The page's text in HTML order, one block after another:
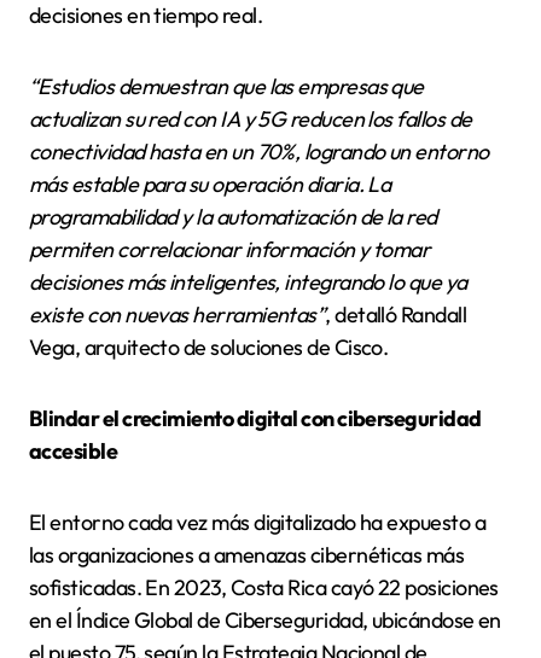
decisiones en tiempo real.
“Estudios demuestran que las empresas que
actualizan su red con IA y 5G reducen los fallos de
conectividad hasta en un 70%, logrando un entorno
más estable para su operación diaria. La
programabilidad y la automatización de la red
permiten correlacionar información y tomar
decisiones más inteligentes, integrando lo que ya
existe con nuevas herramientas”, detalló Randall
Vega, arquitecto de soluciones de Cisco.
Blindar el crecimiento digital con ciberseguridad
accesible
El entorno cada vez más digitalizado ha expuesto a
las organizaciones a amenazas cibernéticas más
sofisticadas. En 2023, Costa Rica cayó 22 posiciones
en el Índice Global de Ciberseguridad, ubicándose en